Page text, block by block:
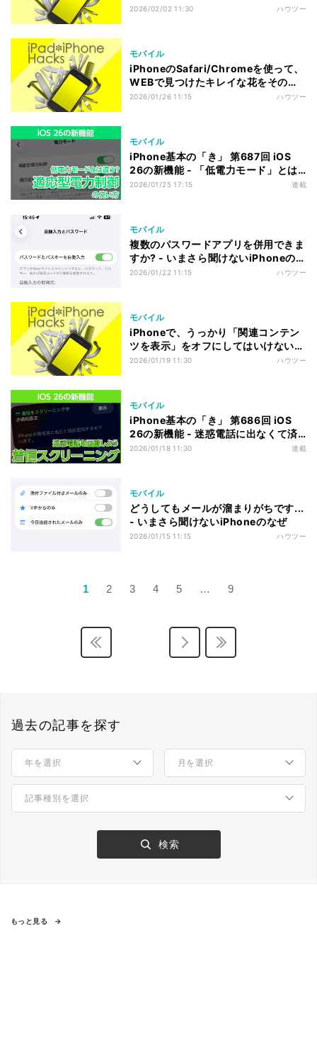
2026/02/02 11:30 ハウツー
モバイル
iPhoneのSafari/Chromeを使って、
WEBで見つけたキレイな花をその場
で調べる
2026/01/26 11:15 ハウツー
モバイル
iPhone基本の「き」 第687回 iOS
26の新機能 - 「低電力モード」とは
違う？ 日常使いの節約に「適応型電
2026/01/25 17:15 連載
モバイル
複数のパスワードアプリを併用できま
すか? - いまさら聞けないiPhoneのな
ぜ
2026/01/22 11:15 ハウツー
モバイル
iPhoneで、うっかり「関連コンテン
ツを表示」をオフにしてはいけない理
由
2026/01/19 11:30 ハウツー
モバイル
iPhone基本の「き」 第686回 iOS
26の新機能 - 迷惑電話に出なくて済
む「着信スクリーニング」機能
2026/01/18 11:30 連載
モバイル
どうしてもメールが溜まりがちです...
- いまさら聞けないiPhoneのなぜ
2026/01/15 11:15 ハウツー
1 2 3 4 5 … 9
過去の記事を探す
もっと見る